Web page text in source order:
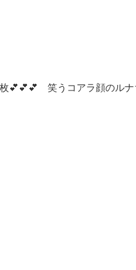
笑うコアラ顔のルナ